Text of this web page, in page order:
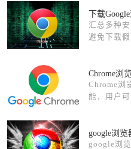
下载
汇总多种
避免下载
Chrome浏
Chrome浏
能，用户
google浏
google浏